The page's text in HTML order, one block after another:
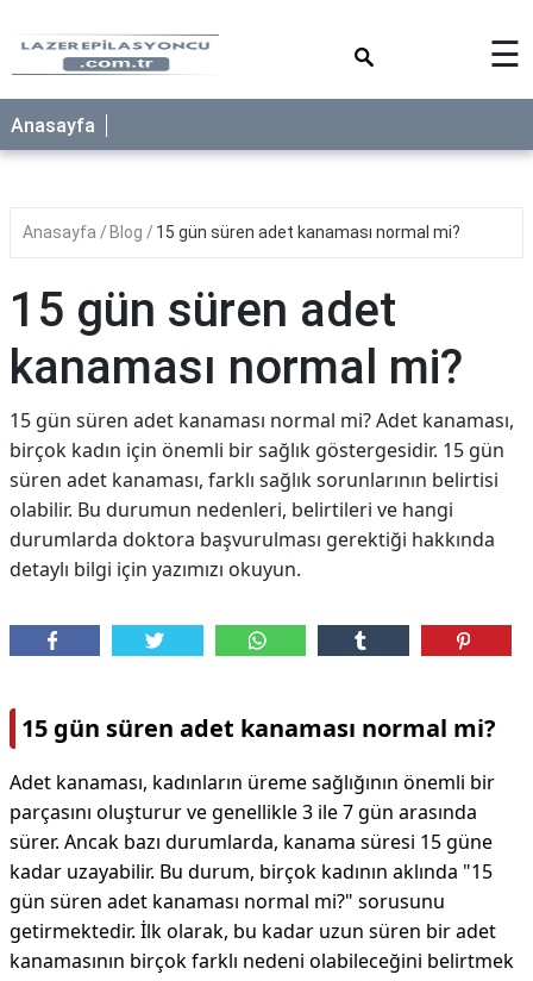
☰
Anasayfa
Anasayfa Blog 15 gün süren adet kanaması normal mi?
15 gün süren adet
kanaması normal mi?
15 gün süren adet kanaması normal mi? Adet kanaması,
birçok kadın için önemli bir sağlık göstergesidir. 15 gün
süren adet kanaması, farklı sağlık sorunlarının belirtisi
olabilir. Bu durumun nedenleri, belirtileri ve hangi
durumlarda doktora başvurulması gerektiği hakkında
detaylı bilgi için yazımızı okuyun.
15 gün süren adet kanaması normal mi?
Adet kanaması, kadınların üreme sağlığının önemli bir
parçasını oluşturur ve genellikle 3 ile 7 gün arasında
sürer. Ancak bazı durumlarda, kanama süresi 15 güne
kadar uzayabilir. Bu durum, birçok kadının aklında "15
gün süren adet kanaması normal mi?" sorusunu
getirmektedir. İlk olarak, bu kadar uzun süren bir adet
kanamasının birçok farklı nedeni olabileceğini belirtmek